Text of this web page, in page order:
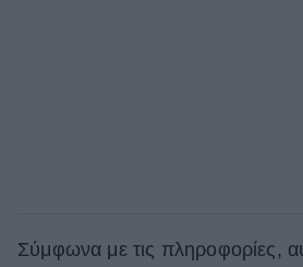
Σύμφωνα με τις πληροφορίες,